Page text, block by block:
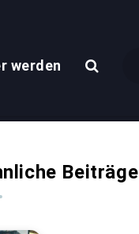
werden
Beiträge